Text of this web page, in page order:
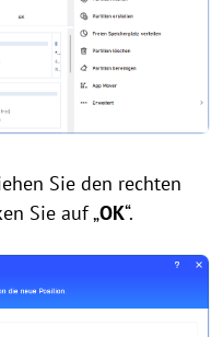
Sie den rechten
Sie auf „OK“.